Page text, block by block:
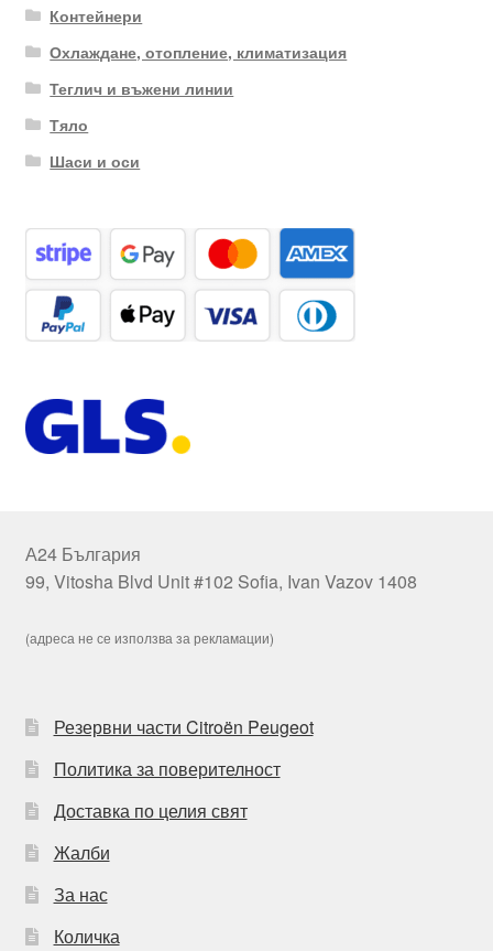
Контейнери
Охлаждане, отопление, климатизация
Теглич и въжени линии
Тяло
Шаси и оси
А24 България
99, Vitosha Blvd Unit #102 Sofia, Ivan Vazov 1408
(адреса не се използва за рекламации)
Резервни части Citroën Peugeot
Политика за поверителност
Доставка по целия свят
Жалби
За нас
Количка